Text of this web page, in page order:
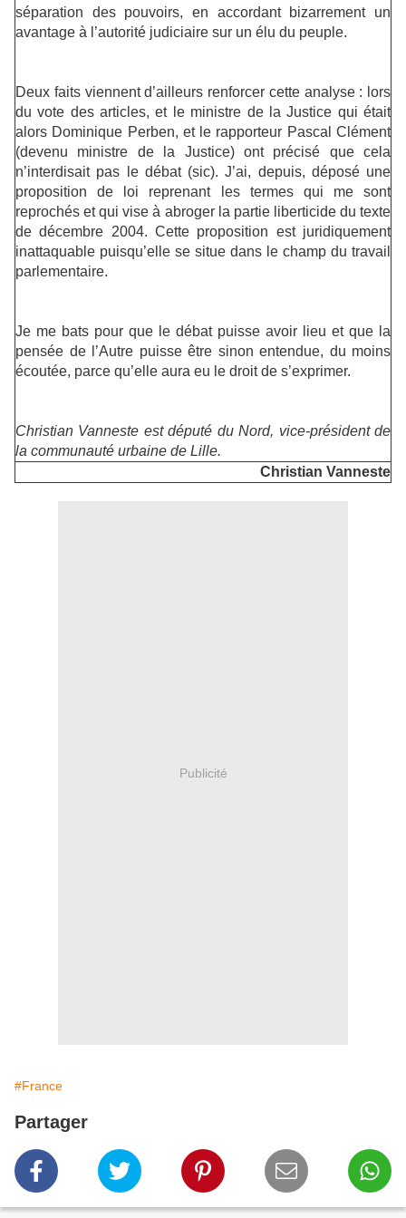
séparation des pouvoirs, en accordant bizarrement un
avantage à l’autorité judiciaire sur un élu du peuple.
Deux faits viennent d’ailleurs renforcer cette analyse : lors
du vote des articles, et le ministre de la Justice qui était
alors Dominique Perben, et le rapporteur Pascal Clément
(devenu ministre de la Justice) ont précisé que cela
n’interdisait pas le débat (sic). J’ai, depuis, déposé une
proposition de loi reprenant les termes qui me sont
reprochés et qui vise à abroger la partie liberticide du texte
de décembre 2004. Cette proposition est juridiquement
inattaquable puisqu’elle se situe dans le champ du travail
parlementaire.
Je me bats pour que le débat puisse avoir lieu et que la
pensée de l’Autre puisse être sinon entendue, du moins
écoutée, parce qu’elle aura eu le droit de s’exprimer.
Christian Vanneste est député du Nord, vice-président de
la communauté urbaine de Lille.
Christian Vanneste
Publicité
#France
Partager